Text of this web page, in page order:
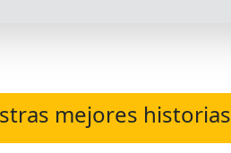
mejores historias